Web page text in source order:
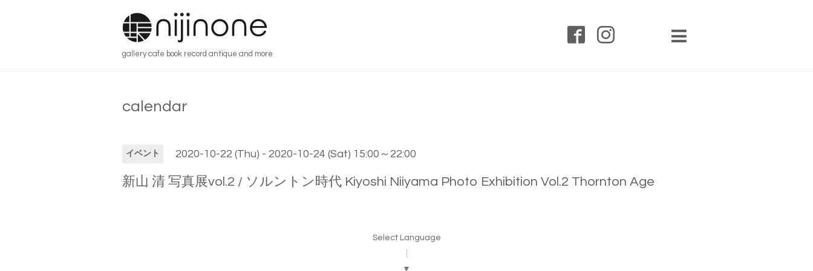
gallery cafe book record antique and more
calendar
イベント 2020-10-22 (Thu) - 2020-10-24 (Sat) 15:00～22:00
新山 清 写真展vol.2 / ソルントン時代 Kiyoshi Niiyama Photo Exhibition Vol.2 Thornton Age
Select Language
▼